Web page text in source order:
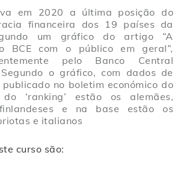
em 2020 a última posição do
financeira dos 19 países da
um gráfico do artigo “A
BCE com o público em geral”,
pelo Banco Central
Segundo o gráfico, com dados de
no boletim económico do
‘ranking’ estão os alemães,
e na base estão os
e italianos
curso são: